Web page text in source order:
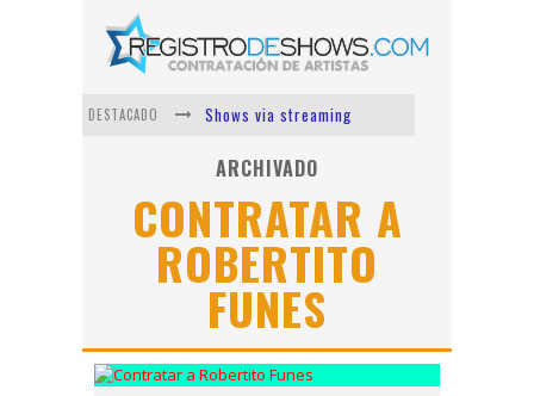
DESTACADO
Shows via streaming
Lit Killah
Nicki Nicole
Duki
Vi Em
Los Ángeles Azules
ARCHIVADO
CONTRATAR A
ROBERTITO
FUNES